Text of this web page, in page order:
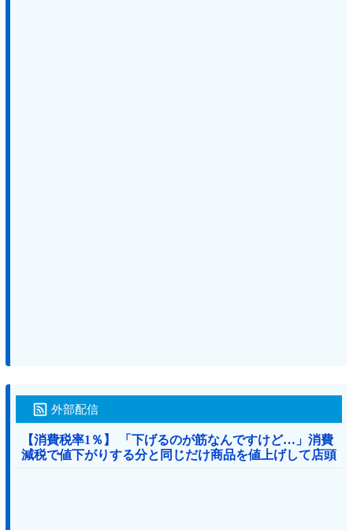
外部配信
【消費税率1％】 「下げるのが筋なんですけど…」消費
減税で値下がりする分と同じだけ商品を値上げして店頭
価格を変えない店も